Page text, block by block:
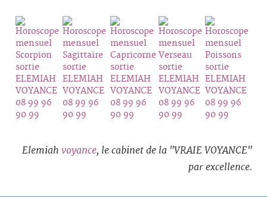
Elemiah voyance, le cabinet de la "VRAIE VOYANCE"
par excellence.